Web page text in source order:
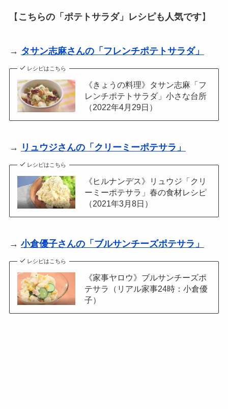
【 こちらの「ポテトサラダ」レシピも人気です】
→ タサン志麻さんの「フレンチポテトサラダ」
レシピはこちら
《きょうの料理》タサン志麻「フ
レンチポテトサラダ」小さな台所
（2022年4月29日）
→ リュウジさんの「クリーミーポテサラ」
レシピはこちら
《ヒルナンデス》リュウジ「クリ
ーミーポテサラ」春の食材レシピ
（2021年3月8日）
→ 小倉優子さんの「ブルサンチーズポテサラ」
レシピはこちら
《家事ヤロウ》ブルサンチーズポ
テサラ（リアル家事24時：小倉優
子）